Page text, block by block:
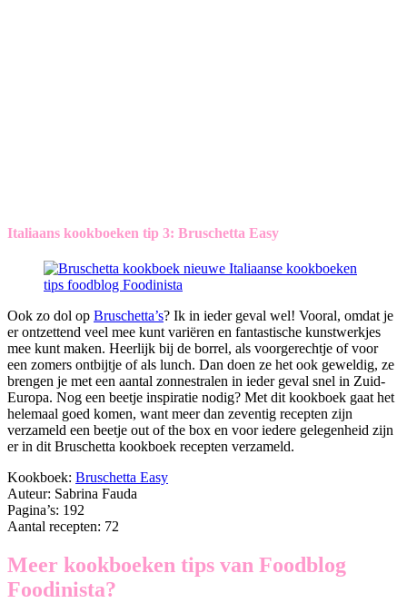
Italiaans kookboeken tip 3: Bruschetta Easy
Ook zo dol op Bruschetta’s? Ik in ieder geval wel! Vooral, omdat je
er ontzettend veel mee kunt variëren en fantastische kunstwerkjes
mee kunt maken. Heerlijk bij de borrel, als voorgerechtje of voor
een zomers ontbijtje of als lunch. Dan doen ze het ook geweldig, ze
brengen je met een aantal zonnestralen in ieder geval snel in Zuid-
Europa. Nog een beetje inspiratie nodig? Met dit kookboek gaat het
helemaal goed komen, want meer dan zeventig recepten zijn
verzameld een beetje out of the box en voor iedere gelegenheid zijn
er in dit Bruschetta kookboek recepten verzameld.
Kookboek: Bruschetta Easy
Auteur: Sabrina Fauda
Pagina’s: 192
Aantal recepten: 72
Meer kookboeken tips van Foodblog
Foodinista?